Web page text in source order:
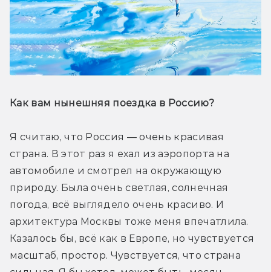
Как вам нынешняя поездка в Россию?
Я считаю, что Россия — очень красивая
страна. В этот раз я ехал из аэропорта на
автомобиле и смотрел на окружающую
природу. Была очень светлая, солнечная
погода, всё выглядело очень красиво. И
архитектура Москвы тоже меня впечатлила.
Казалось бы, всё как в Европе, но чувствуется
масштаб, простор. Чувствуется, что страна